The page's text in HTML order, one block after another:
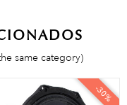
same category)
-30%